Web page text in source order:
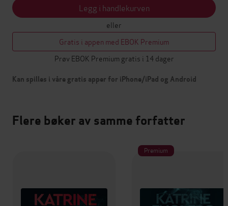
Legg i handlekurven
eller
Gratis i appen med EBOK Premium
Prøv EBOK Premium gratis i 14 dager
Kan spilles i våre gratis apper for iPhone/iPad og Android
Flere bøker av samme forfatter
Premium